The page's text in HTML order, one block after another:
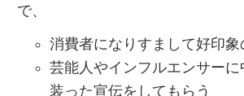
で、
消費者になりすまして好印象
芸能人やインフルエンサーに
装った宣伝をしてもらう